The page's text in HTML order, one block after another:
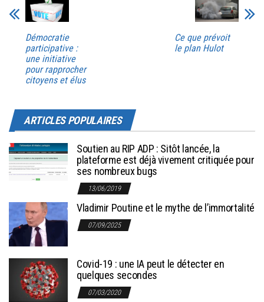
Démocratie
participative :
une initiative
pour rapprocher
citoyens et élus
Ce que prévoit
le plan Hulot
ARTICLES POPULAIRES
Soutien au RIP ADP : Sitôt lancée, la
plateforme est déjà vivement critiquée pour
ses nombreux bugs
13/06/2019
Vladimir Poutine et le mythe de l’immortalité
07/09/2025
Covid-19 : une IA peut le détecter en
quelques secondes
07/03/2020